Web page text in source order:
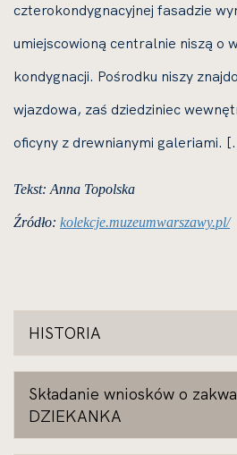
czterokondygnacyjnej fasadzie
umiejscowioną centralnie niszą o
kondygnacji. Pośrodku niszy
wjazdowa, zaś dziedziniec
oficyny z drewnianymi galeriami.
Tekst: Anna Topolska
Źródło: kolekcje.muzeumwarszawy.pl/
HISTORIA
Składanie wniosków o
DZIEKANKA